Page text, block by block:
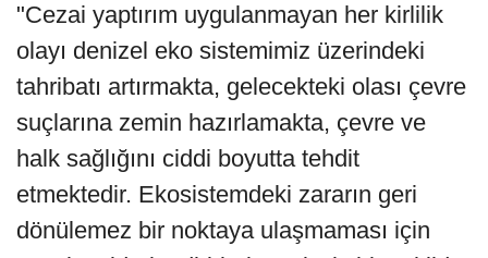
"Cezai yaptırım uygulanmayan her kirlilik
olayı denizel eko sistemimiz üzerindeki
tahribatı artırmakta, gelecekteki olası çevre
suçlarına zemin hazırlamakta, çevre ve
halk sağlığını ciddi boyutta tehdit
etmektedir. Ekosistemdeki zararın geri
dönülemez bir noktaya ulaşmaması için